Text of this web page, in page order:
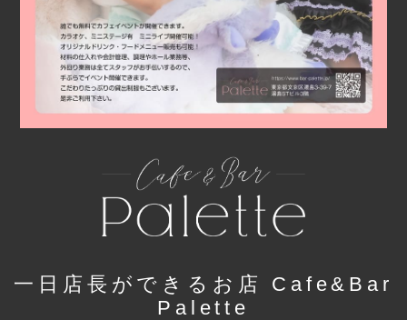
一日店長ができるお店 Cafe&Bar
Palette